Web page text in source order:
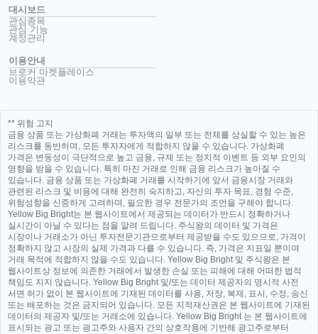
대시보드
관심종목
관심 기능
계정관리
이용안내
브로커 마켓플레이스
이용약관
** 위험 고지
금융 상품 또는 가상화폐 거래는 투자액의 일부 또는 전체를 상실할 수 있는 높은
리스크를 동반하며, 모든 투자자에게 적합하지 않을 수 있습니다. 가상화폐
가격은 변동성이 극단적으로 높고 금융, 규제 또는 정치적 이벤트 등 외부 요인의
영향을 받을 수 있습니다. 특히 마진 거래로 인해 금융 리스크가 높아질 수
있습니다. 금융 상품 또는 가상화폐 거래를 시작하기에 앞서 금융시장 거래와
관련된 리스크 및 비용에 대해 완전히 숙지하고, 자신의 투자 목표, 경험 수준,
위험성향을 신중하게 고려하며, 필요한 경우 전문가의 조언을 구해야 합니다.
Yellow Big Bright는 본 웹사이트에서 제공되는 데이터가 반드시 정확하거나
실시간이 아닐 수 있다는 점을 알려 드립니다. 주식왕의 데이터 및 가격은
시장이나 거래소가 아닌 투자전문기관으로부터 제공받을 수도 있으므로, 가격이
정확하지 않고 시장의 실제 가격과 다를 수 있습니다. 즉, 가격은 지표일 뿐이며
거래 목적에 적합하지 않을 수도 있습니다. Yellow Big Bright 및 주식왕은 본
웹사이트상 정보에 의존한 거래에서 발생한 손실 또는 피해에 대해 어떠한 법적
책임도 지지 않습니다. Yellow Big Bright 및/또는 데이터 제공자의 명시적 사전
서면 허가 없이 본 웹사이트에 기재된 데이터를 사용, 저장, 복제, 표시, 수정, 송신
또는 배포하는 것은 금지되어 있습니다. 모든 지적재산권은 본 웹사이트에 기재된
데이터의 제공자 및/또는 거래소에 있습니다. Yellow Big Bright 는 본 웹사이트에
표시되는 광고 또는 광고주와 사용자 간의 상호작용에 기반해 광고주로부터